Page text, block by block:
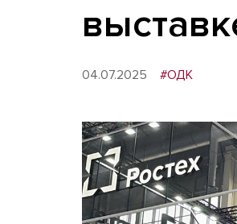
04.07.2025 #ОДК